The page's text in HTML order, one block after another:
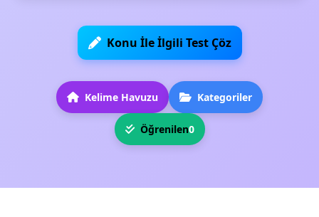
Konu İle İlgili Test Çöz
Kelime Havuzu Kategoriler
Öğrenilen0